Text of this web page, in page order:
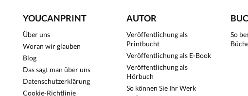
YOUCANPRINT
Über uns
Woran wir glauben
Blog
Das sagt man über uns
Datenschutzerklärung
Cookie-Richtlinie
AUTOR
Veröffentlichung als
Printbucht
Veröffentlichung als E-Book
Veröffentlichung als
Hörbuch
So können Sie Ihr Werk
So